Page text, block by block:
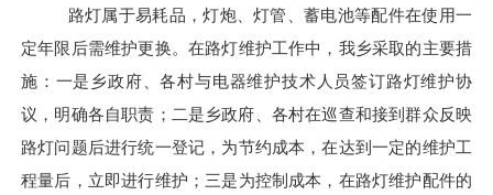
路灯属于易耗品，灯炮、灯管、蓄电池等配件在使用一
定年限后需维护更换。在路灯维护工作中，我乡采取的主要措
施：一是乡政府、各村与电器维护技术人员签订路灯维护协
议，明确各自职责；二是乡政府、各村在巡查和接到群众反映
路灯问题后进行统一登记，为节约成本，在达到一定的维护工
程量后，立即进行维护；三是为控制成本，在路灯维护配件的